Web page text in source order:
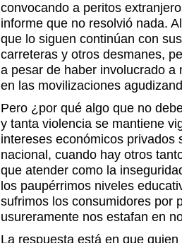
convocando a peritos
informe que no resolvió nada.
que lo siguen continúan con
carreteras y otros desmanes,
a pesar de haber involucrado
en las movilizaciones
Pero ¿por qué algo que no
y tanta violencia se mantiene
intereses económicos privados
nacional, cuando hay otros
que atender como la
los paupérrimos niveles
sufrimos los consumidores por
usureramente nos estafan en
La respuesta está en que